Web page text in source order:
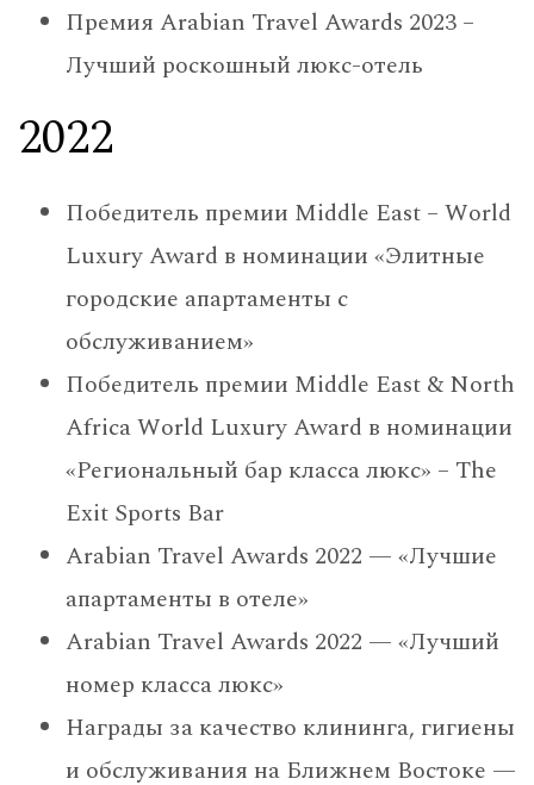
Премия Arabian Travel Awards 2023 –
Лучший роскошный люкс-отель
2022
Победитель премии Middle East – World
Luxury Award в номинации «Элитные
городские апартаменты с
обслуживанием»
Победитель премии Middle East & North
Africa World Luxury Award в номинации
«Региональный бар класса люкс» – The
Exit Sports Bar
Arabian Travel Awards 2022 — «Лучшие
апартаменты в отеле»
Arabian Travel Awards 2022 — «Лучший
номер класса люкс»
Награды за качество клининга, гигиены
и обслуживания на Ближнем Востоке —